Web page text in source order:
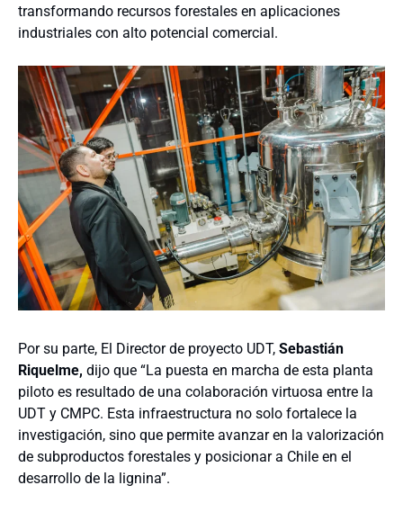
transformando recursos forestales en aplicaciones
industriales con alto potencial comercial.
Por su parte, El Director de proyecto UDT, Sebastián
Riquelme, dijo que “La puesta en marcha de esta planta
piloto es resultado de una colaboración virtuosa entre la
UDT y CMPC. Esta infraestructura no solo fortalece la
investigación, sino que permite avanzar en la valorización
de subproductos forestales y posicionar a Chile en el
desarrollo de la lignina”.